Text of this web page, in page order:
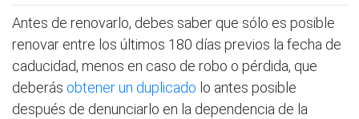
Antes de renovarlo, debes saber que sólo es posible
renovar entre los últimos 180 días previos la fecha de
caducidad, menos en caso de robo o pérdida, que
deberás obtener un duplicado lo antes posible
después de denunciarlo en la dependencia de la